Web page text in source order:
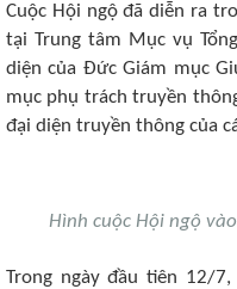
Cuộc Hội ngộ đã diễn ra
tại Trung tâm Mục vụ
diện của Đức Giám mục
mục phụ trách truyền
đại diện truyền thông của
Hình cuộc Hội ngộ
Trong ngày đầu tiên 12/